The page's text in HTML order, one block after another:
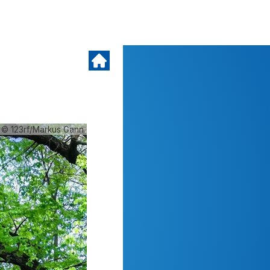
© 123rf/Markus Gann